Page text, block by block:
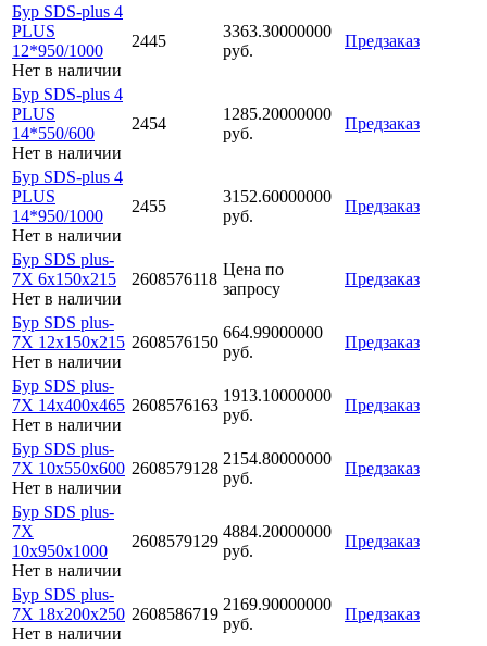
Бур SDS-plus 4
PLUS
12*950/1000
Нет в наличии
2445
3363.30000000
руб.
Предзаказ
Бур SDS-plus 4
PLUS
14*550/600
Нет в наличии
2454
1285.20000000
руб.
Предзаказ
Бур SDS-plus 4
PLUS
14*950/1000
Нет в наличии
2455
3152.60000000
руб.
Предзаказ
Бур SDS plus-
7X 6x150x215
Нет в наличии
2608576118
Цена по
запросу
Предзаказ
Бур SDS plus-
7X 12x150x215
Нет в наличии
2608576150
664.99000000
руб.
Предзаказ
Бур SDS plus-
7X 14x400x465
Нет в наличии
2608576163
1913.10000000
руб.
Предзаказ
Бур SDS plus-
7X 10x550x600
Нет в наличии
2608579128
2154.80000000
руб.
Предзаказ
Бур SDS plus-
7X
10x950x1000
Нет в наличии
2608579129
4884.20000000
руб.
Предзаказ
Бур SDS plus-
7X 18x200x250
Нет в наличии
2608586719
2169.90000000
руб.
Предзаказ